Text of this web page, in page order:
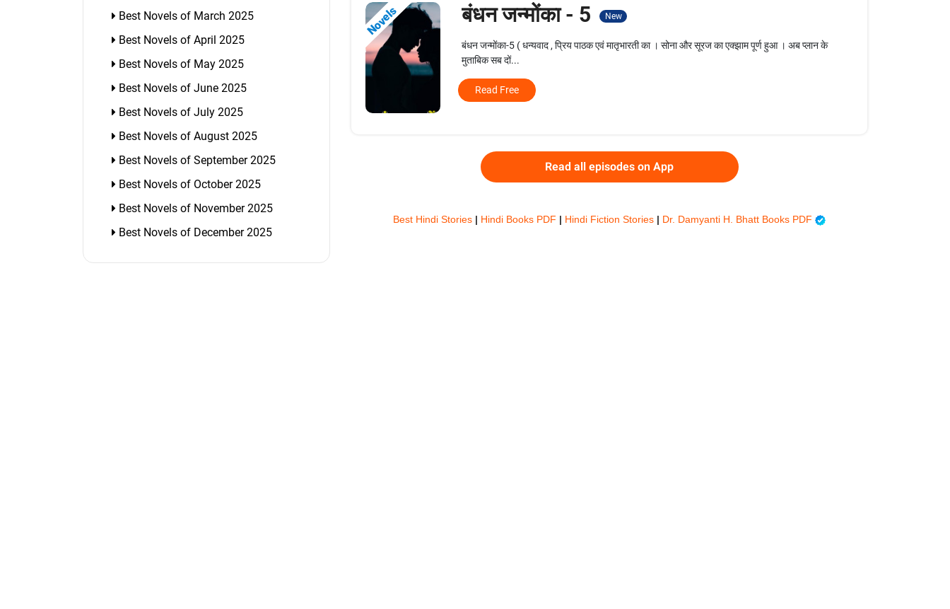
Best Novels of March 2025
Best Novels of April 2025
Best Novels of May 2025
Best Novels of June 2025
Best Novels of July 2025
Best Novels of August 2025
Best Novels of September 2025
Best Novels of October 2025
Best Novels of November 2025
Best Novels of December 2025
Novels बंधन जन्मोंका - 5 New
बंधन जन्मोंका-5 ( धन्यवाद , प्रिय पाठक एवं मातृभारती का । सोना और सूरज का एक्झाम पूर्ण हुआ । अब प्लान के
मुताबिक सब दों...
Read Free
Read all episodes on App
Best Hindi Stories | Hindi Books PDF | Hindi Fiction Stories | Dr. Damyanti H. Bhatt Books PDF